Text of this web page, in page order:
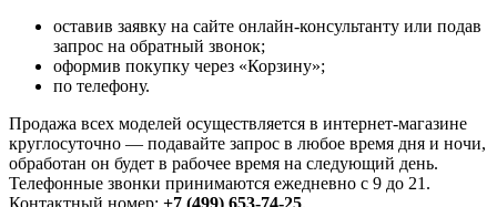
оставив заявку на сайте онлайн-консультанту или подав
запрос на обратный звонок;
оформив покупку через «Корзину»;
по телефону.
Продажа всех моделей осуществляется в интернет-магазине
круглосуточно — подавайте запрос в любое время дня и ночи,
обработан он будет в рабочее время на следующий день.
Телефонные звонки принимаются ежедневно с 9 до 21.